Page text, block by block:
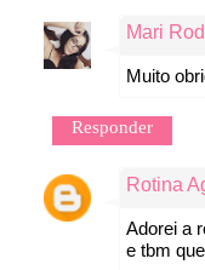
Mari
Muito
Responder
Rotina
Adorei a
e tbm